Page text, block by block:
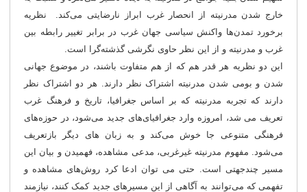
خارج شدن مدرنیته از انحصار غرب ابراز نارضایتی می‌کند. نظریه
برخورد تمدن‌ها واکنش سیاسی جهان غرب در برابر تغییر رابطه بین
غرب و مدرنیته و از این نظر حاوی نگرشی گذشته‌گرا است.
این دو نظریه هر قدر هم که از هم متفاوت باشند، در موضوع جهانی
شدن و بومی شدن مدرنیته اشتراک نظر دارند. هر دو اشتراک نظر
دارند که تجربه مدرنیته که بر اساس جغرافیا، تاریخ و فرهنگ غرب
تعریف می شد، امروزه وارد جغرافیای‌های جدید می‌شود، در حوزه‌های
فرهنگی متنوعی جا خوش می‌کند و به زبان های دیگر بازتعریف
می‌شود. مفهوم مدرنیته غیرغربی، مدعی مشاهده، فهمیدن و بیان این
مسیر چندجهتی است. حتی می توان ادعا کرد روش‌های مشاهده و
تفهمی که می‌توانند به آگاهی از این مسیرهای جدید کمک کنند، نیازمند